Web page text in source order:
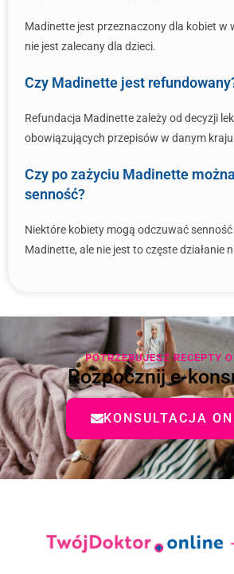
Madinette jest przeznaczony dla kobiet w
nie jest zalecany dla dzieci.
Czy Madinette jest
Refundacja Madinette zależy od decyzji
obowiązujących przepisów w danym
Czy po zażyciu Madinette
senność?
Niektóre kobiety mogą odczuwać
Madinette, ale nie jest to częste działanie
POTRZEBUJESZ RECEPTY
Rozpocznij e-
KONSULTACJA